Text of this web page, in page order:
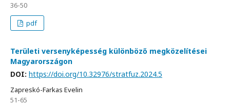
36-50
pdf
Területi versenyképesség különböző megközelítései
Magyarországon
DOI: https://doi.org/10.32976/stratfuz.2024.5
Zapreskó-Farkas Evelin
51-65